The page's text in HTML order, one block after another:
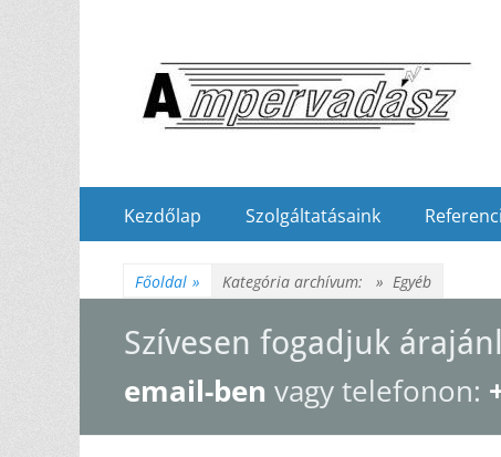
Elsődleges
menü
Tovább
Kezdőlap Szolgáltatásaink
Főoldal » Kategória archívum: » Egyéb
Szívesen fogadjuk
email-ben vagy telefonon: